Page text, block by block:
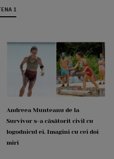
1
Andreea Munteanu de la
Survivor s-a căsătorit civil cu
logodnicul ei. Imagini cu cei doi
miri